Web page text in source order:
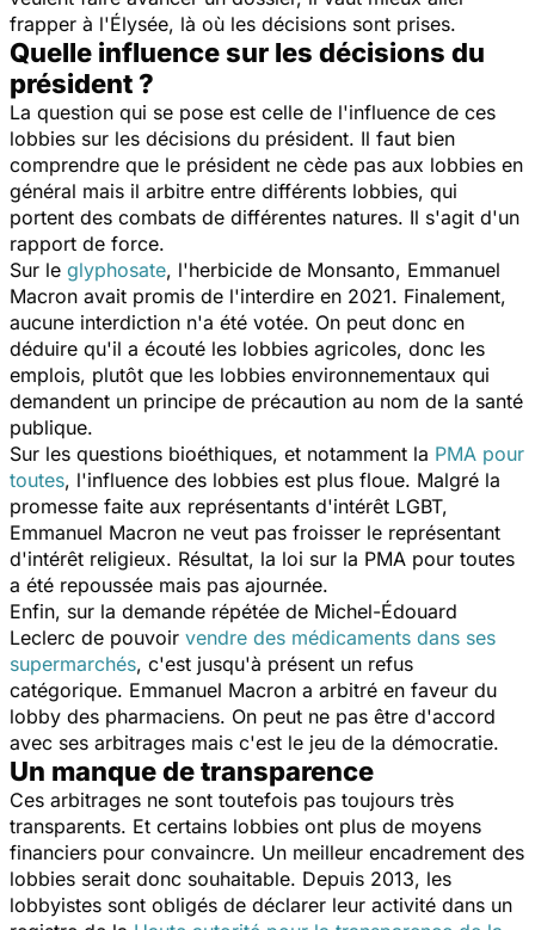
frapper à l'Élysée, là où les décisions sont prises.
Quelle influence sur les décisions du
président ?
La question qui se pose est celle de l'influence de ces
lobbies sur les décisions du président. Il faut bien
comprendre que le président ne cède pas aux lobbies en
général mais il arbitre entre différents lobbies, qui
portent des combats de différentes natures. Il s'agit d'un
rapport de force.
Sur le glyphosate, l'herbicide de Monsanto, Emmanuel
Macron avait promis de l'interdire en 2021. Finalement,
aucune interdiction n'a été votée. On peut donc en
déduire qu'il a écouté les lobbies agricoles, donc les
emplois, plutôt que les lobbies environnementaux qui
demandent un principe de précaution au nom de la santé
publique.
Sur les questions bioéthiques, et notamment la PMA pour
toutes, l'influence des lobbies est plus floue. Malgré la
promesse faite aux représentants d'intérêt LGBT,
Emmanuel Macron ne veut pas froisser le représentant
d'intérêt religieux. Résultat, la loi sur la PMA pour toutes
a été repoussée mais pas ajournée.
Enfin, sur la demande répétée de Michel-Édouard
Leclerc de pouvoir vendre des médicaments dans ses
supermarchés, c'est jusqu'à présent un refus
catégorique. Emmanuel Macron a arbitré en faveur du
lobby des pharmaciens. On peut ne pas être d'accord
avec ses arbitrages mais c'est le jeu de la démocratie.
Un manque de transparence
Ces arbitrages ne sont toutefois pas toujours très
transparents. Et certains lobbies ont plus de moyens
financiers pour convaincre. Un meilleur encadrement des
lobbies serait donc souhaitable. Depuis 2013, les
lobbyistes sont obligés de déclarer leur activité dans un